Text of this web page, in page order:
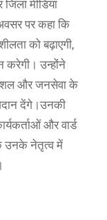
मीडिया
पर कहा कि
को बढ़ाएगी,
करेगी। उन्होंने
और जनसेवा के
देंगे।उनकी
और वार्ड
उनके नेतृत्व में